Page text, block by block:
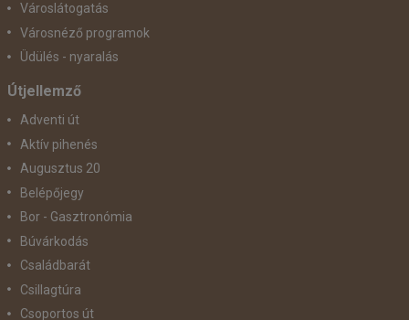
Városlátogatás
Városnéző programok
Üdülés - nyaralás
Útjellemző
Adventi út
Aktív pihenés
Augusztus 20
Belépőjegy
Bor - Gasztronómia
Búvárkodás
Családbarát
Csillagtúra
Csoportos út